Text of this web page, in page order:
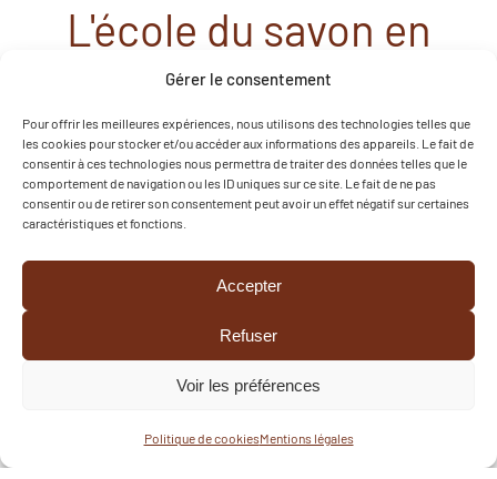
Gérer le consentement
Pour offrir les meilleures expériences, nous utilisons des technologies telles que
les cookies pour stocker et/ou accéder aux informations des appareils. Le fait de
consentir à ces technologies nous permettra de traiter des données telles que le
comportement de navigation ou les ID uniques sur ce site. Le fait de ne pas
consentir ou de retirer son consentement peut avoir un effet négatif sur certaines
caractéristiques et fonctions.
Accepter
Refuser
Voir les préférences
Politique de cookiesMentions légales
L'école du savon en
vadrouille à la ferme au
l'Ouin
15 juillet 2026
Samedi 11 juillet dernier, les collectifs de l'école du
savon et jardin ont bravés la chaleur et sont partis
à la rencontre de Christine, productrice de Plantes
Aromatiques et Médicinales à Combrand…Après
une déambulation parmis les très nombreuses
variétés de plantes, nous avons découvert les
tisanes, sirops..;et bientôt des produits […]